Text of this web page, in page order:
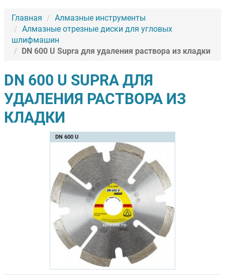
Главная
Алмазные инструменты
Алмазные отрезные диски для угловых
шлифмашин
DN 600 U Supra для удаления раствора из кладки
DN 600 U SUPRA ДЛЯ
УДАЛЕНИЯ РАСТВОРА ИЗ
КЛАДКИ
DN 600 U